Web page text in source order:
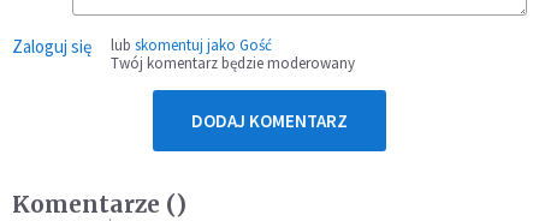
Zaloguj się lub skomentuj jako Gość
Twój komentarz będzie moderowany
DODAJ KOMENTARZ
Komentarze ()